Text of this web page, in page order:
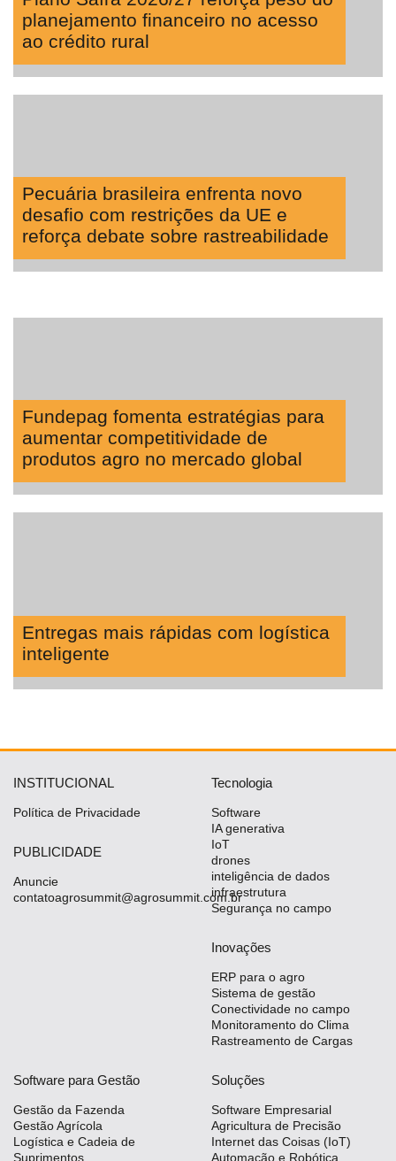
planejamento financeiro no acesso
ao crédito rural
Pecuária brasileira enfrenta novo
desafio com restrições da UE e
reforça debate sobre rastreabilidade
Fundepag fomenta estratégias para
aumentar competitividade de
produtos agro no mercado global
Entregas mais rápidas com logística
inteligente
INSTITUCIONAL
Política de Privacidade
PUBLICIDADE
Anuncie
contatoagrosummit@agrosummit.com.br
Tecnologia
Software
IA generativa
IoT
drones
inteligência de dados
infraestrutura
Segurança no campo
Inovações
ERP para o agro
Sistema de gestão
Conectividade no campo
Monitoramento do Clima
Rastreamento de Cargas
Software para Gestão
Gestão da Fazenda
Gestão Agrícola
Logística e Cadeia de
Suprimentos
Soluções
Software Empresarial
Agricultura de Precisão
Internet das Coisas (IoT)
Automação e Robótica